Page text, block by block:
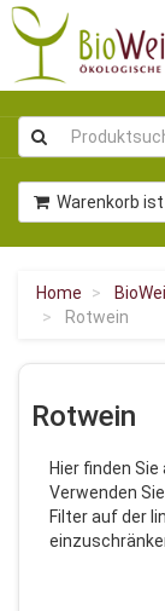
Warenkorb
Home
Rotwein
Rotwein
Hier finden
Verwenden
Filter auf der